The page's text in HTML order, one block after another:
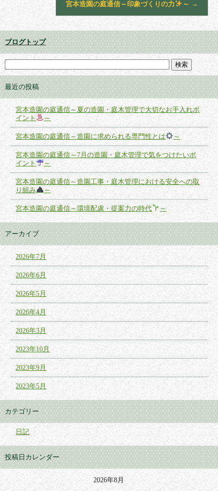
宮本造園の庭通信～印象づくりの力 ～ →
ブログトップ
最近の投稿
宮本造園の庭通信～夏の造園・庭木管理で大切なお手入れポ
イント
～
宮本造園の庭通信～造園に求められる専門性とは ～
宮本造園の庭通信～7月の造園・庭木管理で気をつけたいポ
イント
～
宮本造園の庭通信～造園工事・庭木管理における安全への取
り組み
～
宮本造園の庭通信～環境配慮・提案力の時代 ～
アーカイブ
2026年7月
2026年6月
2026年5月
2026年4月
2026年3月
2023年10月
2023年9月
2023年5月
カテゴリー
日記
投稿日カレンダー
2026年8月